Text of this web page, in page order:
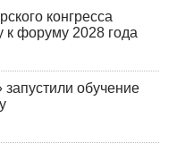
конгресса
к форуму 2028 года
обучение